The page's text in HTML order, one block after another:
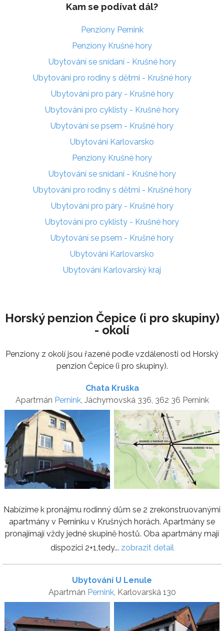
Kam se podívat dál?
Penziony Pernink
Penziony Krušné hory
Ubytování se snídaní - Krušné hory
Ubytování pro rodiny s dětmi - Krušné hory
Ubytování pro páry - Krušné hory
Ubytování pro cyklisty - Krušné hory
Ubytování se psem - Krušné hory
Ubytování Karlovarsko
Penziony Krušné hory
Ubytování se snídaní - Krušné hory
Ubytování pro rodiny s dětmi - Krušné hory
Ubytování pro páry - Krušné hory
Ubytování pro cyklisty - Krušné hory
Ubytování se psem - Krušné hory
Ubytování Karlovarsko
Ubytování Karlovarský kraj
Horský penzion Čepice (i pro skupiny)
- okolí
Penziony z okolí jsou řazené podle vzdálenosti od Horský
penzion Čepice (i pro skupiny).
Chata Kruška
Apartmán Pernink, Jáchymovská 336, 362 36 Pernink
Nabízíme k pronájmu rodinný dům se 2 zrekonstruovanými
apartmány v Perninku v Krušných horách. Apartmány se
pronajímají vždy jedné skupině hostů. Oba apartmány mají
dispozici 2+1,tedy... zobrazit detail
Ubytování U Lenule
Apartmán Pernink, Karlovarská 130